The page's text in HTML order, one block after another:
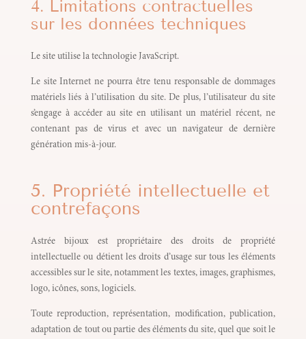
4. Limitations contractuelles
sur les données techniques
Le site utilise la technologie JavaScript.
Le site Internet ne pourra être tenu responsable de dommages
matériels liés à l’utilisation du site. De plus, l’utilisateur du site
s’engage à accéder au site en utilisant un matériel récent, ne
contenant pas de virus et avec un navigateur de dernière
génération mis-à-jour.
5. Propriété intellectuelle et
contrefaçons
Astrée bijoux est propriétaire des droits de propriété
intellectuelle ou détient les droits d’usage sur tous les éléments
accessibles sur le site, notamment les textes, images, graphismes,
logo, icônes, sons, logiciels.
Toute reproduction, représentation, modification, publication,
adaptation de tout ou partie des éléments du site, quel que soit le